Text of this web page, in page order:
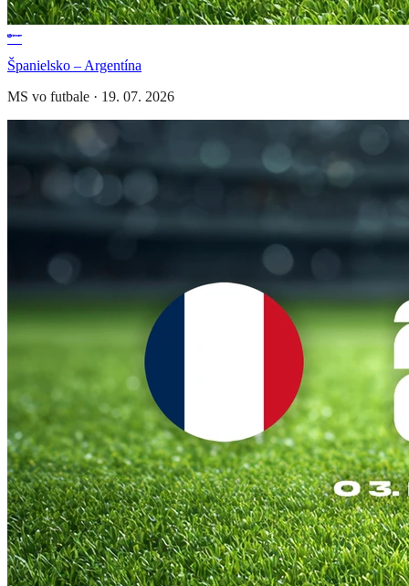
Španielsko – Argentína
MS vo futbale · 19. 07. 2026